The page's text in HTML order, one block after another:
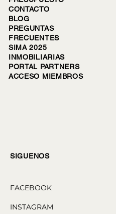
CONTACTO
BLOG
PREGUNTAS
FRECUENTES
SIMA 2025
INMOBILIARIAS
PORTAL PARTNERS
ACCESO MIEMBROS
SIGUENOS
FACEBOOK
INSTAGRAM